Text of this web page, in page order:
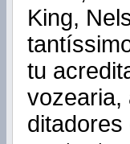
King,
tu
vozearia,